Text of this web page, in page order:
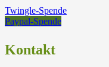
Twingle-Spende
Paypal-Spende
Kontakt